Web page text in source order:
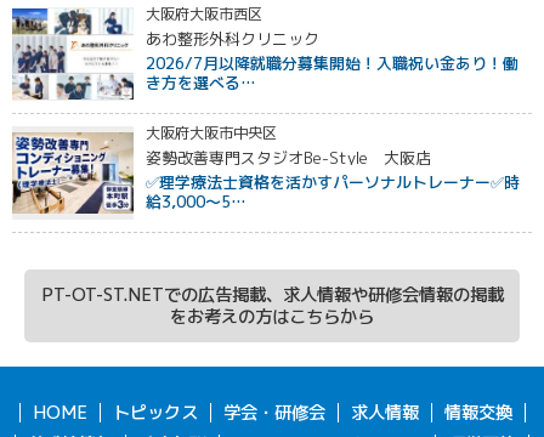
大阪府大阪市西区
あわ整形外科クリニック
2026/7月以降就職分募集開始！入職祝い金あり！働
き方を選べる…
大阪府大阪市中央区
姿勢改善専門スタジオBe-Style 大阪店
✅理学療法士資格を活かすパーソナルトレーナー✅時
給3,000〜5…
PT-OT-ST.NETでの広告掲載、求人情報や研修会情報の掲載
をお考えの方はこちらから
HOME トピックス 学会・研修会 求人情報
情報交換